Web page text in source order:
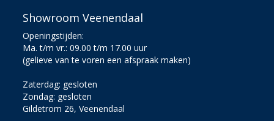
Showroom Veenendaal
Openingstijden:
Ma. t/m vr.: 09.00 t/m 17.00 uur
(gelieve van te voren een afspraak maken)
Zaterdag: gesloten
Zondag: gesloten
Gildetrom 26, Veenendaal